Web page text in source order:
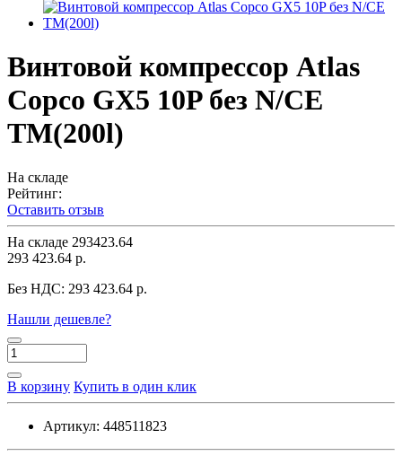
Винтовой компрессор Atlas
Copco GX5 10P без N/CE
TM(200l)
На складе
Рейтинг:
Оставить отзыв
На складе 293423.64
293 423.64 р.
Без НДС: 293 423.64 р.
Нашли дешевле?
В корзину Купить в один клик
Артикул: 448511823